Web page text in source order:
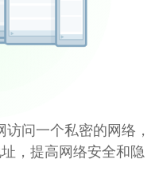
问一个私密的网络，
，提高网络安全和隐